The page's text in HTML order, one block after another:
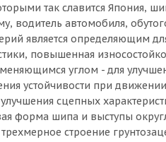
так славится Япония,
водитель автомобиля,
является определяющим
повышенная
углом - для
устойчивости при
сцепных
форма шипа и выступы
строение